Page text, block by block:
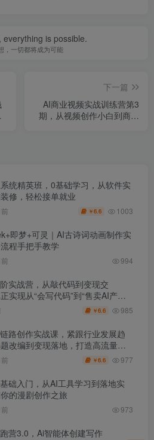
everything is possible.
，一切都将成为可能
下一篇
AI商业视频实战训练营第3
期，从视频创作小白到商单
统精英班，0基础学习，从软件实
修，轻松接单就业
￥6.6 1003
即梦+可灵｜AI古诗词动画制作实
程手把手教学
994
实战营，从敲代码到变现交
实现从“会写代码”到“售卖AI产品
￥6.6 985
路创作实战课，紧跟行业发展趋
改编到变现落地，打造高流量优
￥6.6 977
础入门，从AI工具学习到落地实
的漫剧创作之旅
973
营3.0，Ai智能体创建写作